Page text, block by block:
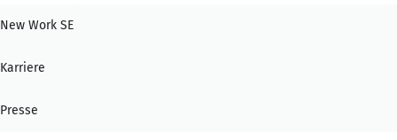
New Work SE
Karriere
Presse